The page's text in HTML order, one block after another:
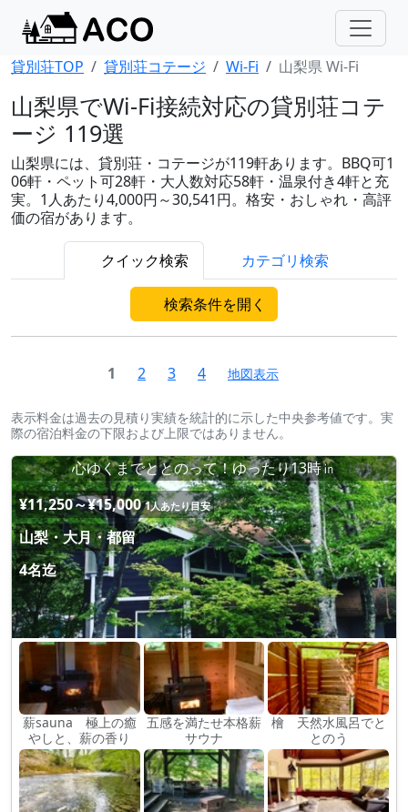
貸別荘TOP 貸別荘コテージ Wi-Fi 山梨県 Wi-Fi
山梨県でWi-Fi接続対応の貸別荘コテ
ージ 119選
山梨県には、貸別荘・コテージが119軒あります。BBQ可1
06軒・ペット可28軒・大人数対応58軒・温泉付き4軒と充
実。1人あたり4,000円～30,541円。格安・おしゃれ・高評
価の宿があります。
クイック検索 カテゴリ検索
検索条件を開く
1 2 3 4 地図表示
表示料金は過去の見積り実績を統計的に示した中央参考値です。実
際の宿泊料金の下限および上限ではありません。
心ゆくまでととのって！ゆったり13時㏌
¥11,250～¥15,000 1人あたり目安
山梨・大月・都留
4名迄
薪sauna 極上の癒
やしと、薪の香り
五感を満たせ本格薪
サウナ
檜 天然水風呂でと
とのう